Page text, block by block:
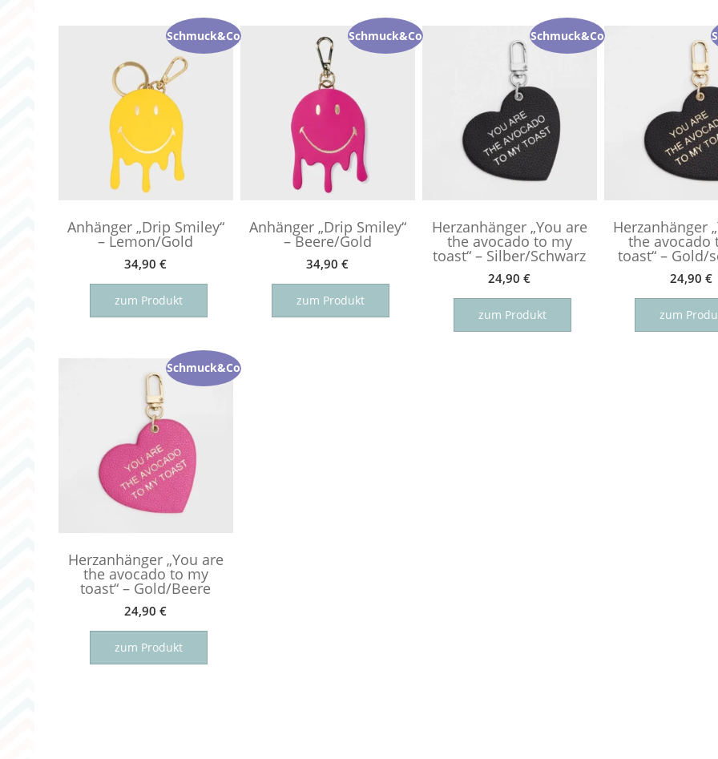
Schmuck&Co
Anhänger „Drip Smiley“
– Lemon/Gold
34,90€
zum Produkt
Schmuck&Co
Anhänger „Drip Smiley“
– Beere/Gold
34,90€
zum Produkt
Schmuck&Co
Herzanhänger „You are
the avocado to my
toast“ – Silber/Schwarz
24,90€
zum Produkt
Herzanhänger
the avocado
toast“ – Gold/
24,90 €
zum
Schmuck&Co
Herzanhänger „You are
the avocado to my
toast“ – Gold/Beere
24,90€
zum Produkt